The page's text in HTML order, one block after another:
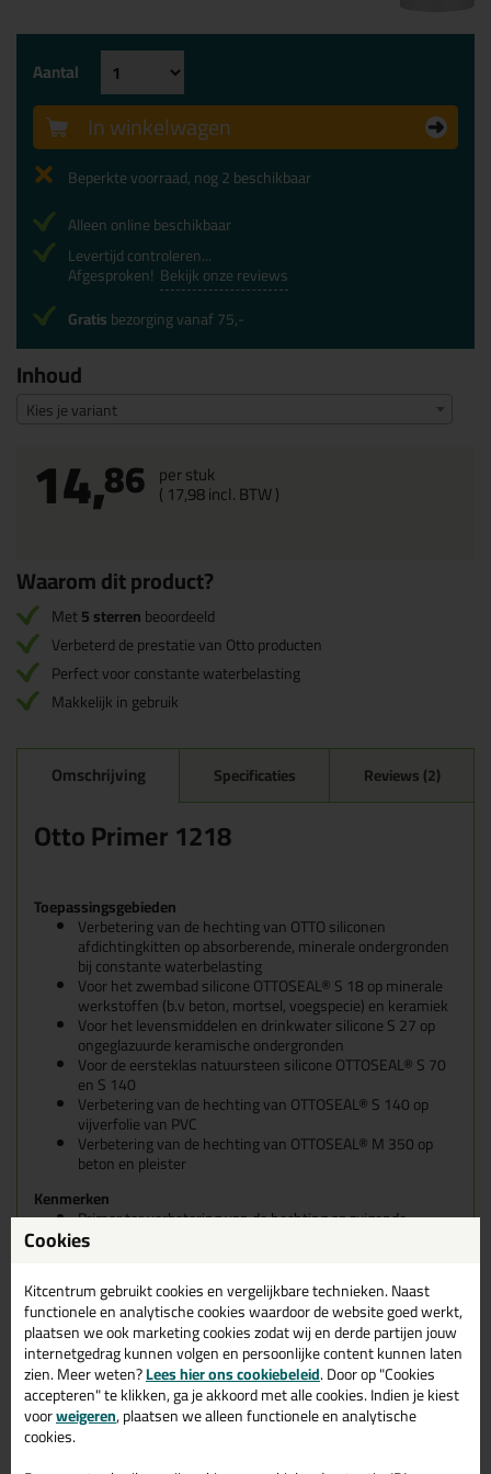
Inhoud
Kies je variant
14,86 per stuk
( 17,98incl. BTW )
Aantal
In winkelwagen
Beperkte voorraad, nog 2 beschikbaar
Alleen online beschikbaar
Levertijd controleren...
Afgesproken! Bekijk onze reviews
Gratisbezorging vanaf 75,-
Waarom dit product?
Met5 sterrenbeoordeeld
Verbeterd de prestatie van Otto producten
Perfect voor constante waterbelasting
Makkelijk in gebruik
Omschrijving Specificaties Reviews (2)
Otto Primer 1218
Toepassingsgebieden
Verbetering van de hechting van OTTO siliconen
afdichtingkitten op absorberende, minerale ondergronden
bij constante waterbelasting
Voor het zwembad silicone OTTOSEAL® S 18 op minerale
werkstoffen (b.v beton, mortsel, voegspecie) en keramiek
Voor het levensmiddelen en drinkwater silicone S 27 op
ongeglazuurde keramische ondergronden
Voor de eersteklas natuursteen silicone OTTOSEAL® S 70
en S 140
Verbetering van de hechting van OTTOSEAL® S 140 op
vijverfolie van PVC
Verbetering van de hechting van OTTOSEAL® M 350 op
beton en pleister
Kenmerken
Primer ter verbetering van de hechting op zuigende
minerale ondergronden bij constante waterbelasting
Ventilatietijd min. 60 minuten
hetveiligheidsbladvoor meer informatie
Tips & tricks voor Otto Primer 1218
In de volgende blogs wordt dit product gebruikt:
Welke Otto primer heb ik nodig?
Cookies
Kitcentrum gebruikt cookies en vergelijkbare technieken. Naast
functionele en analytische cookies waardoor de website goed werkt,
plaatsen we ook marketing cookies zodat wij en derde partijen jouw
internetgedrag kunnen volgen en persoonlijke content kunnen laten
zien. Meer weten?Lees hier ons cookiebeleid. Door op "Cookies
accepteren" te klikken, ga je akkoord met alle cookies. Indien je kiest
voorweigeren, plaatsen we alleen functionele en analytische
cookies.